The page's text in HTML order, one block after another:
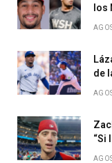
los
de
“Si